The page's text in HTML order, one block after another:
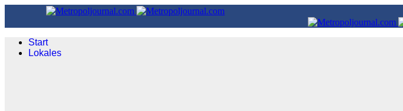
Start
Lokales